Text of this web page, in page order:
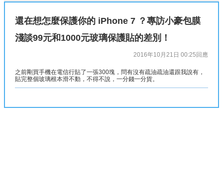
還在想怎麼保護你的 iPhone 7 ？專訪小豪包膜
淺談99元和1000元玻璃保護貼的差別！
2016年10月21日 00:25 回應
之前剛買手機在電信行貼了一張300塊，問有沒有疏油疏油還跟我說有，
貼完整個玻璃根本滑不動，不得不說，一分錢一分貨。